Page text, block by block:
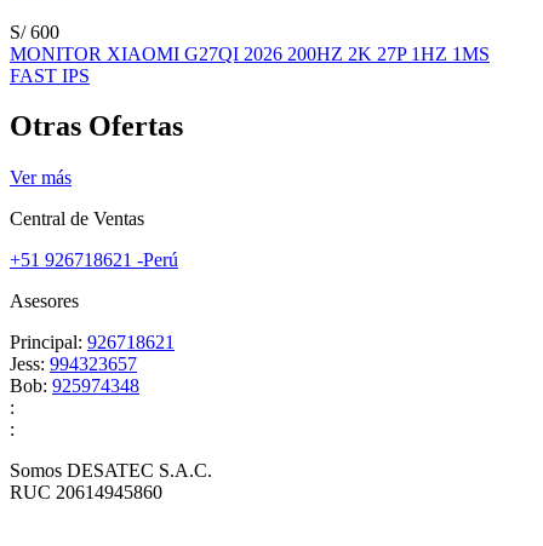
S/ 600
MONITOR XIAOMI G27QI 2026 200HZ 2K 27P 1HZ 1MS
FAST IPS
Otras Ofertas
Ver más
Central de Ventas
+51 926718621 -Perú
Asesores
Principal: 926718621
Jess: 994323657
Bob: 925974348
:
:
Somos DESATEC S.A.C.
RUC 20614945860